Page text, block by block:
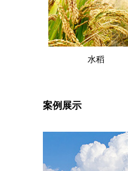
水稻
案例展示